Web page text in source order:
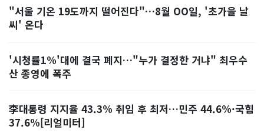
"서울 기온 19도까지 떨어진다"…8월 OO일, '초가을 날
씨' 온다
'시청률1%'대에 결국 폐지…"누가 결정한 거냐" 최우수
산 종영에 폭주
李대통령 지지율 43.3% 취임 후 최저…민주 44.6%·국힘
37.6%[리얼미터]